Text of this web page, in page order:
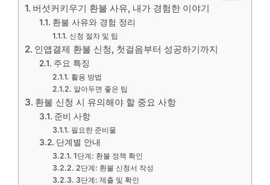
버섯커키우기 환불 사유, 내가 경험한 이야기
환불 사유와 경험 정리
신청 절차 및 팁
인앱결제 환불 신청, 첫걸음부터 성공하기까지
주요 특징
활용 방법
알아두면 좋은 팁
환불 신청 시 유의해야 할 중요 사항
준비 사항
필요한 준비물
단계별 안내
1단계: 환불 정책 확인
2단계: 환불 신청서 작성
3단계: 제출 및 확인